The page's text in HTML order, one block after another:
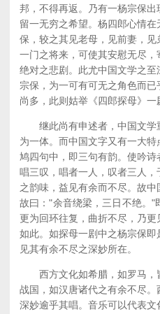
邦，不得再返。乃有一杨宗保
留一无穷之希望。杨四郎心情
保，较之其见老母，见前妻，
一门之将来，可使其安慰无尽
绝对之悲剧。此尤中国文学之
宗保，为一可有可无之角色而
尚多，此则姑举《四郎探母》一
继此尚有申述者，中国文学
为一体。而中国文字又有一大
鸠四句中，即三句有韵。使吟
唱三叹，唱者一人，叹者三人
之韵味，益见有余而不尽。故中
故曰："余音绕梁，三日不绝。"
更为回环往复，曲折不尽，乃
如此。如探母一剧中之杨宗保
见其有余不尽之深妙所在。
西方文化如希腊，如罗马，
战国，如汉唐诸代之有余不尽
深妙逾乎其唱。音乐可以代表文